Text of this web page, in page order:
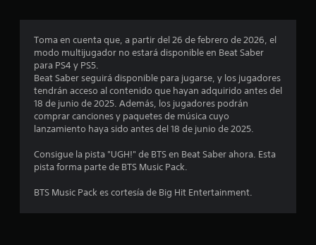
o
n
s
Toma en cuenta que, a partir del 26 de febrero de 2026, el
modo multijugador no estará disponible en Beat Saber
para PS4 y PS5.
Beat Saber seguirá disponible para jugarse, y los jugadores
tendrán acceso al contenido que hayan adquirido antes del
18 de junio de 2025. Además, los jugadores podrán
comprar canciones y paquetes de música cuyo
lanzamiento haya sido antes del 18 de junio de 2025.
Consigue la pista "UGH!" de BTS en Beat Saber ahora. Esta
pista forma parte de BTS Music Pack.
BTS Music Pack es cortesía de Big Hit Entertainment.